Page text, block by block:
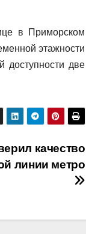
в Приморском
этажности
доступности две
качество
линии метро